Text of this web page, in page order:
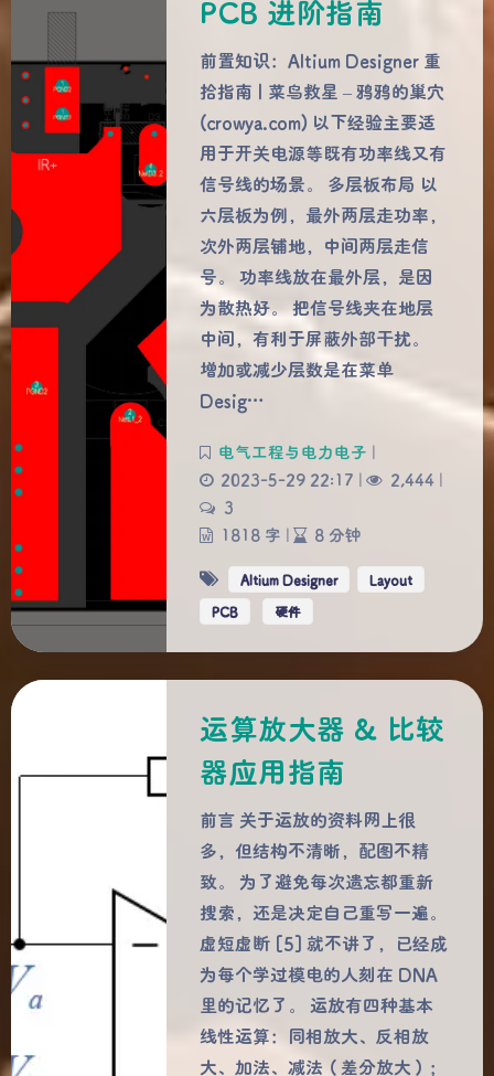
PCB 进阶指南
前置知识：Altium Designer 重
拾指南 | 菜鸟救星 – 鸦鸦的巢穴
(crowya.com) 以下经验主要适
用于开关电源等既有功率线又有
信号线的场景。 多层板布局 以
六层板为例，最外两层走功率，
次外两层铺地，中间两层走信
号。 功率线放在最外层，是因
为散热好。 把信号线夹在地层
中间，有利于屏蔽外部干扰。
增加或减少层数是在菜单
Desig…
电气工程与电力电子 |
2023-5-29 22:17 | 2,444 |
3
1818 字 | 8 分钟
Altium Designer
Layout
PCB
硬件
运算放大器 & 比较
器应用指南
前言 关于运放的资料网上很
多，但结构不清晰，配图不精
致。 为了避免每次遗忘都重新
搜索，还是决定自己重写一遍。
虚短虚断 [5] 就不讲了，已经成
为每个学过模电的人刻在 DNA
里的记忆了。 运放有四种基本
线性运算：同相放大、反相放
大、加法、减法（差分放大）；